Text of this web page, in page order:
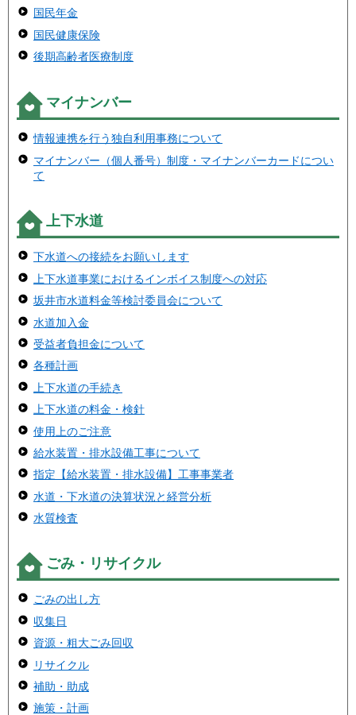
国民年金
国民健康保険
後期高齢者医療制度
マイナンバー
情報連携を行う独自利用事務について
マイナンバー（個人番号）制度・マイナンバーカードについ
て
上下水道
下水道への接続をお願いします
上下水道事業におけるインボイス制度への対応
坂井市水道料金等検討委員会について
水道加入金
受益者負担金について
各種計画
上下水道の手続き
上下水道の料金・検針
使用上のご注意
給水装置・排水設備工事について
指定【給水装置・排水設備】工事事業者
水道・下水道の決算状況と経営分析
水質検査
ごみ・リサイクル
ごみの出し方
収集日
資源・粗大ごみ回収
リサイクル
補助・助成
施策・計画